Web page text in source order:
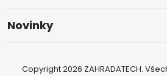
Novinky
Copyright 2026 ZAHRADATECH.